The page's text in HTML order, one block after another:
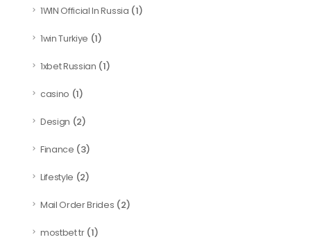
1WIN Official In Russia (1)
1win Turkiye (1)
1xbet Russian (1)
casino (1)
Design (2)
Finance (3)
Lifestyle (2)
Mail Order Brides (2)
mostbet tr(1)